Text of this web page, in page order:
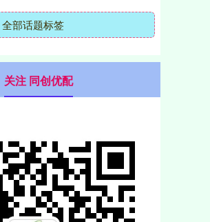
全部话题标签
关注 同创优配